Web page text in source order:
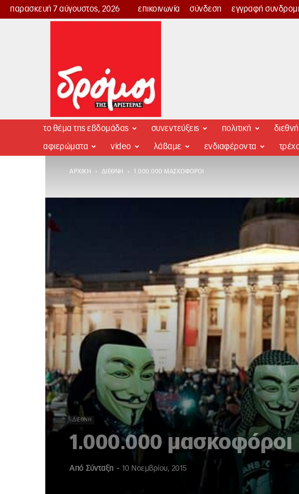
παρασκευή 7 αύγουστος, 2026 επικοινωνία σύνδεση εγγραφή
Δρόμος
το θέμα της εβδομάδας συνεντεύξεις πολιτική διεθνή
αφιερώματα video λάβαμε ενδιαφέροντα
ΑΡΧΙΚΉ ΔΙΕΘΝΉ 1.000.000 ΜΑΣΚΟΦΌΡΟΙ
ΔΙΕΘΝΉ
1.000.000 μασκοφόροι
Από Σύνταξη - 10 Νοεμβρίου, 2015